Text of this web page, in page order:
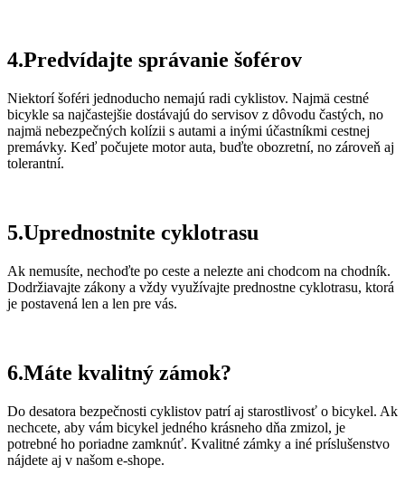
4.Predvídajte správanie šoférov
Niektorí šoféri jednoducho nemajú radi cyklistov. Najmä cestné
bicykle sa najčastejšie dostávajú do servisov z dôvodu častých, no
najmä nebezpečných kolízii s autami a inými účastníkmi cestnej
premávky. Keď počujete motor auta, buďte obozretní, no zároveň aj
tolerantní.
5.Uprednostnite cyklotrasu
Ak nemusíte, nechoďte po ceste a nelezte ani chodcom na chodník.
Dodržiavajte zákony a vždy využívajte prednostne cyklotrasu, ktorá
je postavená len a len pre vás.
6.Máte kvalitný zámok?
Do desatora bezpečnosti cyklistov patrí aj starostlivosť o bicykel. Ak
nechcete, aby vám bicykel jedného krásneho dňa zmizol, je
potrebné ho poriadne zamknúť. Kvalitné zámky a iné príslušenstvo
nájdete aj v našom e-shope.